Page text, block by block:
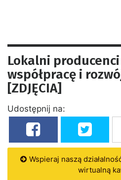
Lokalni
współpracę i
[ZDJĘCIA]
Udostępnij na:
Wspieraj naszą
wirtualną